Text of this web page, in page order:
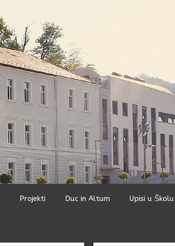
Projekti Duc in Altum Upisi u Školu